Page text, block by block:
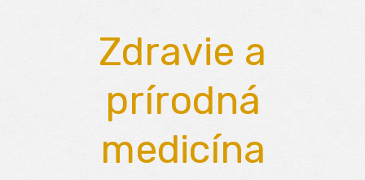
Zdravie a
prírodná
medicína